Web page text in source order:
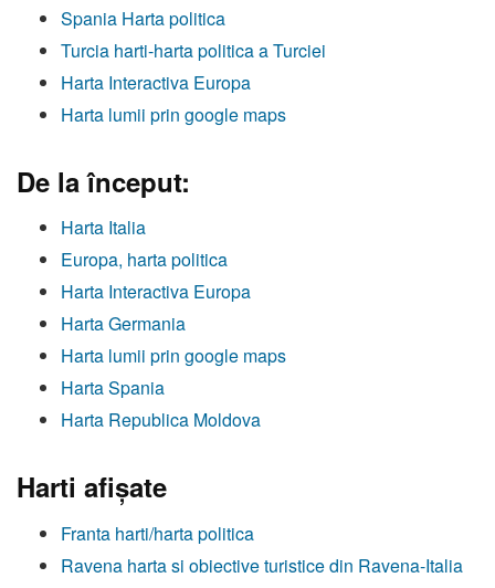
Spania Harta politica
Turcia harti-harta politica a Turciei
Harta Interactiva Europa
Harta lumii prin google maps
De la început:
Harta Italia
Europa, harta politica
Harta Interactiva Europa
Harta Germania
Harta lumii prin google maps
Harta Spania
Harta Republica Moldova
Harti afişate
Franta harti/harta politica
Ravena harta si obiective turistice din Ravena-Italia